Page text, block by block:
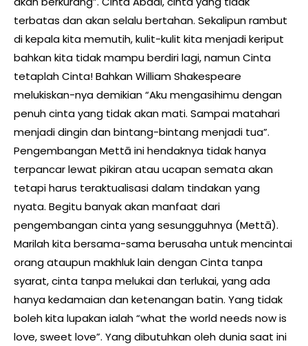
terbatas dan akan selalu bertahan. Sekalipun rambut
di kepala kita memutih, kulit-kulit kita menjadi keriput
bahkan kita tidak mampu berdiri lagi, namun Cinta
tetaplah Cinta! Bahkan William Shakespeare
melukiskan-nya demikian “Aku mengasihimu dengan
penuh cinta yang tidak akan mati. Sampai matahari
menjadi dingin dan bintang-bintang menjadi tua”.
Pengembangan Mettā ini hendaknya tidak hanya
terpancar lewat pikiran atau ucapan semata akan
tetapi harus teraktualisasi dalam tindakan yang
nyata. Begitu banyak akan manfaat dari
pengembangan cinta yang sesungguhnya (Mettā).
Marilah kita bersama-sama berusaha untuk mencintai
orang ataupun makhluk lain dengan Cinta tanpa
syarat, cinta tanpa melukai dan terlukai, yang ada
hanya kedamaian dan ketenangan batin. Yang tidak
boleh kita lupakan ialah “what the world needs now is
love, sweet love”. Yang dibutuhkan oleh dunia saat ini